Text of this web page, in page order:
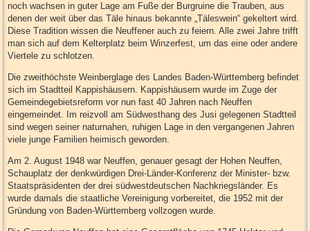
noch wachsen in guter Lage am Fuße der Burgruine die Trauben, aus
denen der weit über das Täle hinaus bekannte „Täleswein“ gekeltert wird.
Diese Tradition wissen die Neuffener auch zu feiern. Alle zwei Jahre trifft
man sich auf dem Kelterplatz beim Winzerfest, um das eine oder andere
Viertele zu schlotzen.
Die zweithöchste Weinberglage des Landes Baden-Württemberg befindet
sich im Stadtteil Kappishäusern. Kappishäusern wurde im Zuge der
Gemeindegebietsreform vor nun fast 40 Jahren nach Neuffen
eingemeindet. Im reizvoll am Südwesthang des Jusi gelegenen Stadtteil
sind wegen seiner naturnahen, ruhigen Lage in den vergangenen Jahren
viele junge Familien heimisch geworden.
Am 2. August 1948 war Neuffen, genauer gesagt der Hohen Neuffen,
Schauplatz der denkwürdigen Drei-Länder-Konferenz der Minister- bzw.
Staatspräsidenten der drei südwestdeutschen Nachkriegsländer. Es
wurde damals die staatliche Vereinigung vorbereitet, die 1952 mit der
Gründung von Baden-Württemberg vollzogen wurde.